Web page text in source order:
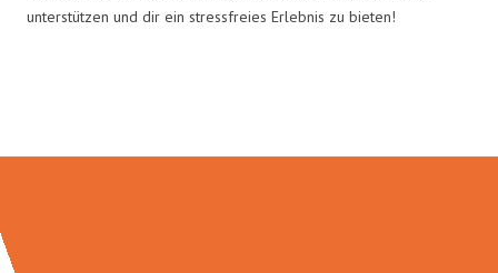
unterstützen und dir ein stressfreies Erlebnis zu bieten!